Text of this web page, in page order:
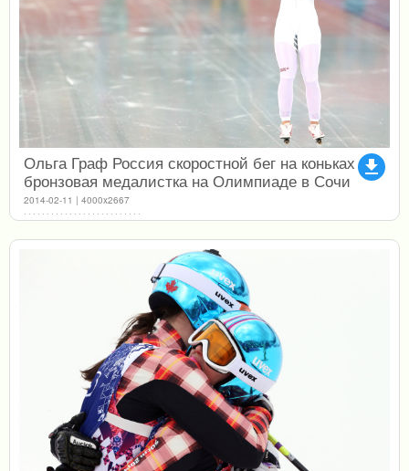
file_download
Ольга Граф Россия скоростной бег на коньках
бронзовая медалистка на Олимпиаде в Сочи
2014-02-11 | 4000x2667